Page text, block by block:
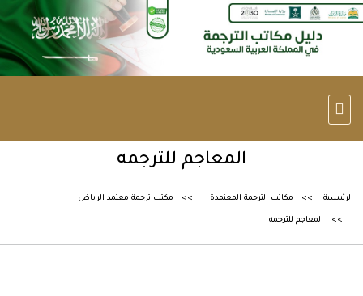
المعاجم للترجمه
الرئيسية مكاتب الترجمة المعتمدة مكتب ترجمة معتمد الرياض
المعاجم للترجمه